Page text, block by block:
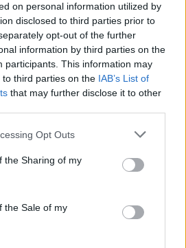
on personal information utilized by
disclosed to third parties prior to
opt-out of the further
information by third parties on the
participants. This information may
third parties on the IAB’s List of
that may further disclose it to other
Opt Outs
the Sharing of my
the Sale of my
et
urinaires : le
inattendu des
vêtements à
Santé
Ménopause précoce : le
risque accru
d’hypertension à ne pas
ignorer
: 5 utilisations possibles
confine de nouveau ?